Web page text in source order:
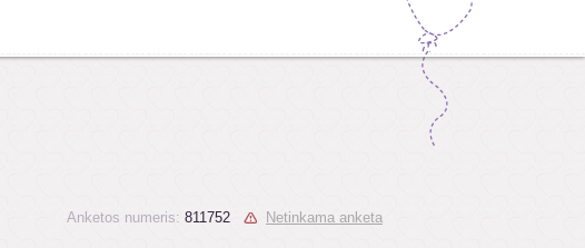
Anketos numeris: 811752 Netinkama anketa